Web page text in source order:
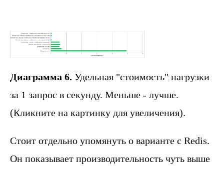
Диаграмма 6. Удельная "стоимость" нагрузки
за 1 запрос в секунду. Меньше - лучше.
(Кликните на картинку для увеличения).
Стоит отдельно упомянуть о варианте с Redis.
Он показывает производительность чуть выше